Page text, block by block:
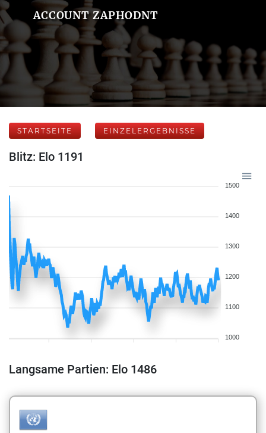
ACCOUNT ZAPHODNT
STARTSEITE EINZELERGEBNISSE
Blitz: Elo 1191
1500
1400
1300
1200
1100
1000
Langsame Partien: Elo 1486